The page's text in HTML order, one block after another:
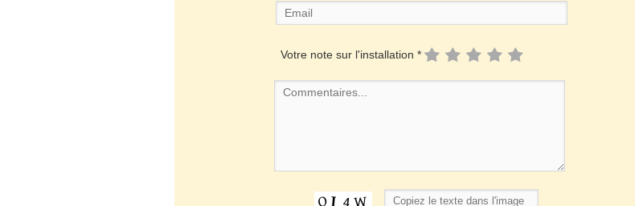
Votre note sur l'installation *